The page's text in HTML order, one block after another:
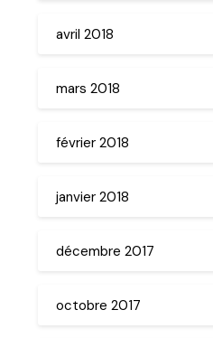
avril 2018
mars 2018
février 2018
janvier 2018
décembre 2017
octobre 2017